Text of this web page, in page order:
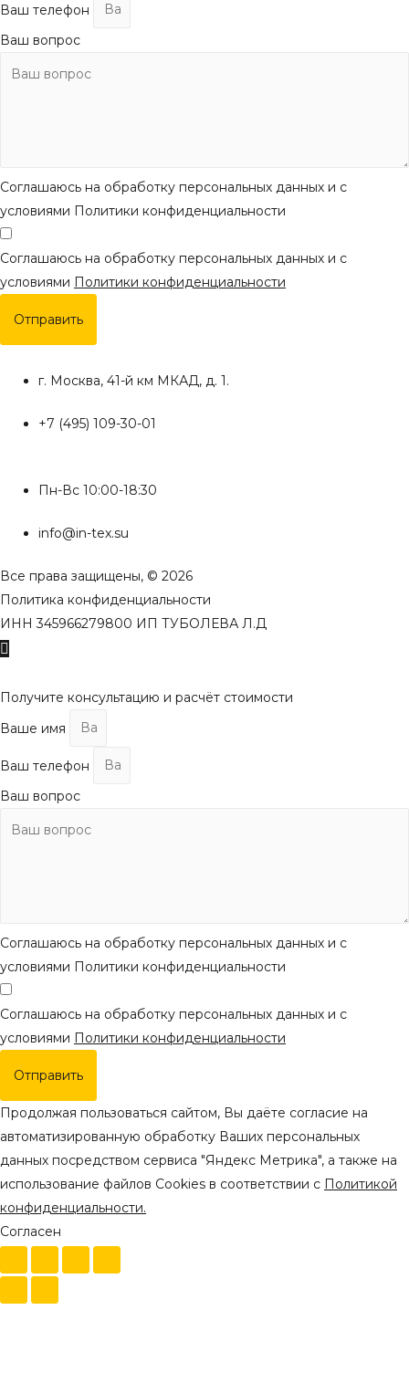
Ваш телефон
Ваш вопрос
Соглашаюсь на обработку персональных данных и с
условиями Политики конфиденциальности
Соглашаюсь на обработку персональных данных и с
условиями Политики конфиденциальности
Отправить
г. Москва, 41-й км МКАД, д. 1.
+7 (495) 109-30-01
Пн-Вс 10:00-18:30
info@in-tex.su
Все права защищены, © 2026
Политика конфиденциальности
ИНН 345966279800 ИП ТУБОЛЕВА Л.Д
Получите консультацию и расчёт стоимости
Ваше имя
Ваш телефон
Ваш вопрос
Соглашаюсь на обработку персональных данных и с
условиями Политики конфиденциальности
Соглашаюсь на обработку персональных данных и с
условиями Политики конфиденциальности
Отправить
Продолжая пользоваться сайтом, Вы даёте согласие на
автоматизированную обработку Ваших персональных
данных посредством сервиса "Яндекс Метрика", а также на
использование файлов Cookies в соответствии с Политикой
конфиденциальности.
Согласен